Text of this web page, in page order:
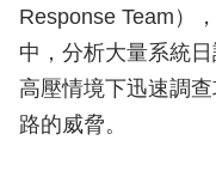
Response Team）
中，分析大量系統
高壓情境下迅速調
路的威脅。